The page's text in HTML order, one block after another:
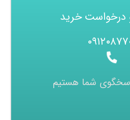
درخواست خرید
شما هستیم